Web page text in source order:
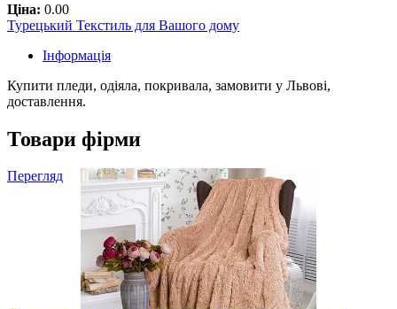
Ціна: 0.00
Турецький Текстиль для Вашого дому
Інформація
Купити пледи, одіяла, покривала, замовити у Львові,
доставлення.
Товари фірми
Перегляд